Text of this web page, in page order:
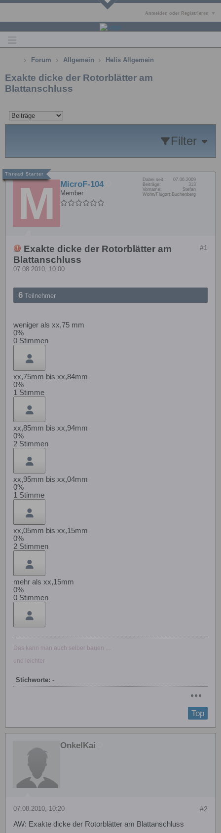
Anmelden oder Registrieren
Forum Allgemein Helis Allgemein
Exakte dicke der Rotorblätter am
Blattanschluss
Filter
MicroF-104
Member
Dabei seit:
07.06.2009
Beiträge:
313
Vorname:
Stefan
Wohn/Flugort: Buchenberg
#1
Exakte dicke der Rotorblätter am
Blattanschluss
07.08.2010, 10:00
6 Teilnehmer
weniger als xx,75 mm
0%
0 Stimmen
xx,75mm bis xx,84mm
0%
1 Stimme
xx,85mm bis xx,94mm
0%
2 Stimmen
xx,95mm bis xx,04mm
0%
1 Stimme
xx,05mm bis xx,15mm
0%
2 Stimmen
mehr als xx,15mm
0%
0 Stimmen
Das kann man auch selber bauen ....
und leichter
Stichworte: -
Top
OnkelKai
#2
07.08.2010, 10:20
AW: Exakte dicke der Rotorblätter am Blattanschluss